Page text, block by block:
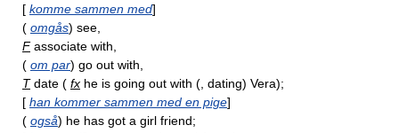
[ komme sammen med]
( omgås) see,
Fassociate with,
( om par) go out with,
Tdate ( fx he is going out with (, dating) Vera);
[ han kommer sammen med en pige]
( også) he has got a girl friend;